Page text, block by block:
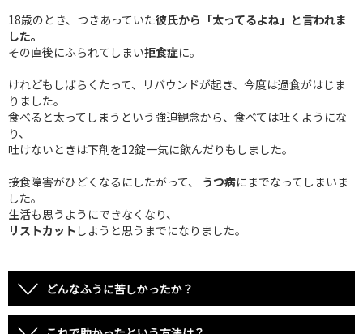
18歳のとき、つきあっていた彼氏から「太ってるよね」と言われま
した。
その直後にふられてしまい拒食症に。
けれどもしばらくたって、リバウンドが起き、今度は過食がはじま
りました。
食べると太ってしまうという強迫観念から、食べては吐くようにな
り、
吐けないときは下剤を12錠一気に飲んだりもしました。
接食障害がひどくなるにしたがって、
うつ病にまでなってしまいま
した。
生活も思うようにできなくなり、
リストカット しようと思うまでになりました。
どんなふうに苦しかったか？